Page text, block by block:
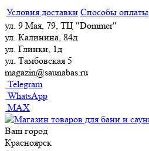
Условия доставки Способы оплаты
ул. 9 Мая, 79, ТЦ "Dommer"
ул. Калинина, 84д
ул. Глинки, 1д
ул. Тамбовская 5
magazin@saunabas.ru
Telegram
WhatsApp
MAX
Ваш город
Красноярск